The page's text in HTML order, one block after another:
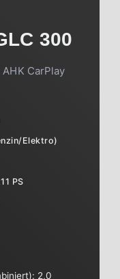
300
CarPlay
Elektro)
PS
2,0